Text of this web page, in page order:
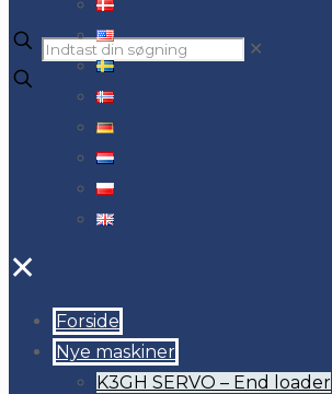
✕
✕
Forside
Nye maskiner
K3GH SERVO – End loader